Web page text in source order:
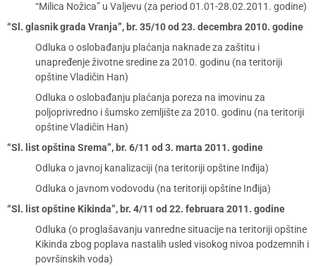
“Milica Nožica” u Valjevu (za period 01.01-28.02.2011. godine)
“Sl. glasnik grada Vranja”, br. 35/10 od 23. decembra 2010. godine
Odluka o oslobađanju plaćanja naknade za zaštitu i
unapređenje životne sredine za 2010. godinu (na teritoriji
opštine Vladičin Han)
Odluka o oslobađanju plaćanja poreza na imovinu za
poljoprivredno i šumsko zemljište za 2010. godinu (na teritoriji
opštine Vladičin Han)
“Sl. list opština Srema”, br. 6/11 od 3. marta 2011. godine
Odluka o javnoj kanalizaciji (na teritoriji opštine Inđija)
Odluka o javnom vodovodu (na teritoriji opštine Inđija)
“Sl. list opštine Kikinda”, br. 4/11 od 22. februara 2011. godine
Odluka (o proglašavanju vanredne situacije na teritoriji opštine
Kikinda zbog poplava nastalih usled visokog nivoa podzemnih i
površinskih voda)